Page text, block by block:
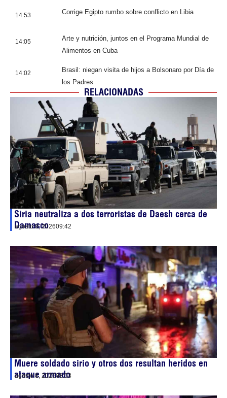
14:53 Corrige Egipto rumbo sobre conflicto en Libia
14:05
Arte y nutrición, juntos en el Programa Mundial de
Alimentos en Cuba
14:02
Brasil: niegan visita de hijos a Bolsonaro por Día de
los Padres
RELACIONADAS
Siria neutraliza a dos terroristas de Daesh cerca de
Damasco
agosto 8, 202609:42
Muere soldado sirio y otros dos resultan heridos en
ataque armado
agosto 8, 202608:53